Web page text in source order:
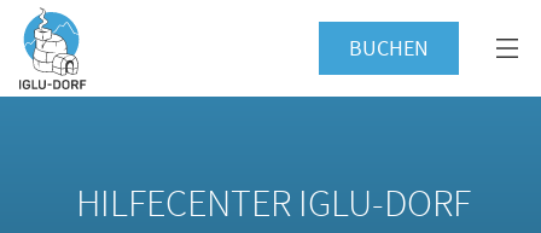
BUCHEN
HILFECENTER IGLU-DORF